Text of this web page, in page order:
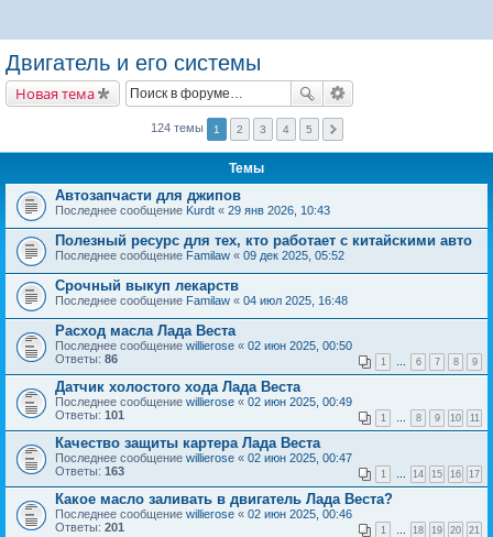
Двигатель и его системы
Новая тема
124 темы 1 2 3 4 5
Темы
Автозапчасти для джипов
Последнее сообщение Kurdt « 29 янв 2026, 10:43
Полезный ресурс для тех, кто работает с китайскими авто
Последнее сообщение Familaw « 09 дек 2025, 05:52
Cрочный выкуп лекарств
Последнее сообщение Familaw « 04 июл 2025, 16:48
Расход масла Лада Веста
Последнее сообщение willierose « 02 июн 2025, 00:50
Ответы: 86 1 … 6 7 8 9
Датчик холостого хода Лада Веста
Последнее сообщение willierose « 02 июн 2025, 00:49
Ответы: 101 1 … 8 9 10 11
Качество защиты картера Лада Веста
Последнее сообщение willierose « 02 июн 2025, 00:47
Ответы: 163 1 … 14 15 16 17
Какое масло заливать в двигатель Лада Веста?
Последнее сообщение willierose « 02 июн 2025, 00:46
Ответы: 201 1 … 18 19 20 21